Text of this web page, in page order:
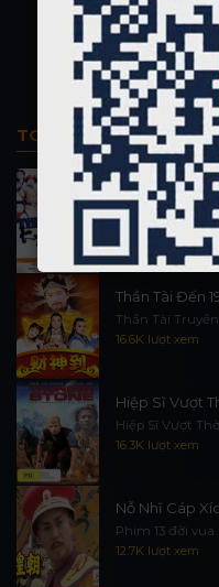
TOP PHIM BỘ
Thi Công Kỳ
施公奇案 1997
90.1K lượt xem
Thần Tài Đến
Thần Tài Truyền
16.6K lượt xem
Hiệp Sĩ Vượt
Hiệp Sĩ Vượt
16.3K lượt xem
Nỗ Nhĩ Cáp
Phim 13 đời
12.7K lượt xem